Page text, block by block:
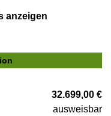
anzeigen
32.699,00 €
ausweisbar